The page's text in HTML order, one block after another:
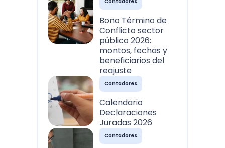
Bono Término de
Conflicto sector
público 2026:
montos, fechas y
beneficiarios del
reajuste
Contadores
Calendario
Declaraciones
Juradas 2026
Contadores